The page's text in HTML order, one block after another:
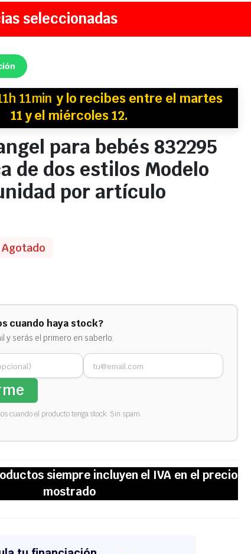
seleccionadas
11min y lo recibes entre el martes
11 y el miércoles 12.
para bebés 832295
de dos estilos Modelo
por artículo
Agotado
cuando haya stock?
y serás el primero en saberlo.
cuando el producto tenga stock. Sin spam.